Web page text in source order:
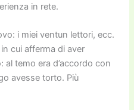
in rete.
i miei ventun lettori, ecc.
in cui afferma di aver
al temo era d’accordo con
avesse torto. Più